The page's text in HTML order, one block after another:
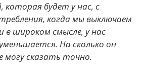
которая будет у нас, с
когда мы выключаем
в широком смысле, у нас
На сколько он
могу сказать точно.